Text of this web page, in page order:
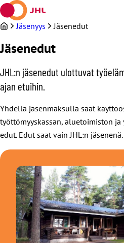
Siirry
sisältöön
Jäsenyys Jäsenedut
Jäsenedut
JHL:n jäsenedut ulottuvat
ajan etuihin.
Yhdellä jäsenmaksulla saat
työttömyyskassan, aluetoimiston
edut. Edut saat vain JHL:n jäsenenä.